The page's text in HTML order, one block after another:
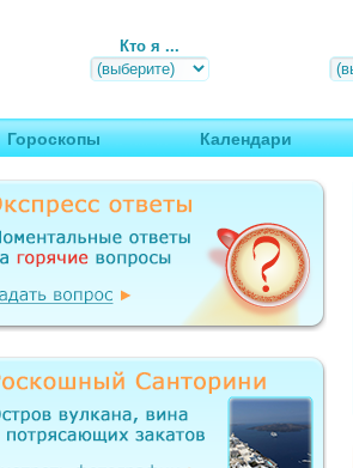
Кто я ...
Гороскопы Календари